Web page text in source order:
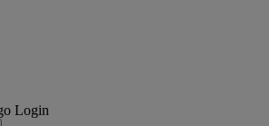
Login